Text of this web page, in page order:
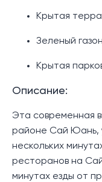
Крытая
Зеленый
Крытая
Описание:
Эта современная
районе Сай Юань,
нескольких
ресторанов на
минутах езды от